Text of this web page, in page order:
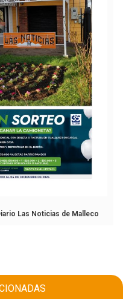
Las Noticias de Malleco